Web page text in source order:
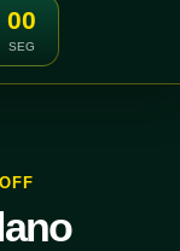
00
SEG